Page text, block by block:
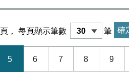
頁， 每頁顯示筆數 筆
5 6 7 8 9